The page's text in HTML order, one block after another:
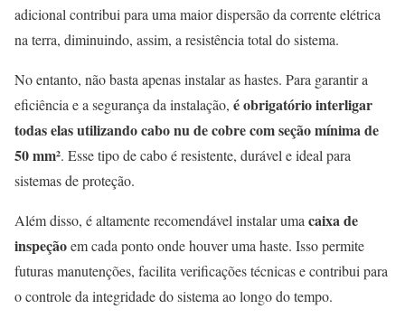
adicional contribui para uma maior dispersão da corrente elétrica
na terra, diminuindo, assim, a resistência total do sistema.
No entanto, não basta apenas instalar as hastes. Para garantir a
eficiência e a segurança da instalação, é obrigatório interligar
todas elas utilizando cabo nu de cobre com seção mínima de
50 mm². Esse tipo de cabo é resistente, durável e ideal para
sistemas de proteção.
Além disso, é altamente recomendável instalar uma caixa de
inspeçãoem cada ponto onde houver uma haste. Isso permite
futuras manutenções, facilita verificações técnicas e contribui para
o controle da integridade do sistema ao longo do tempo.